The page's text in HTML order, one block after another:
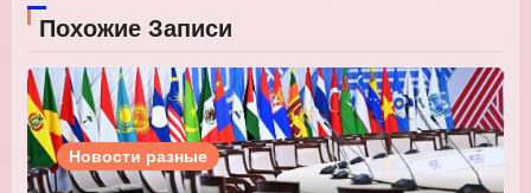
Похожие Записи
Новости разные